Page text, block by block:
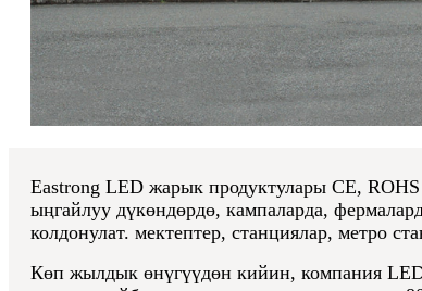
Eastrong LED жарык продуктулары CE,
ыңгайлуу дүкөндөрдө, кампаларда,
колдонулат. мектептер, станциялар, метро
Көп жылдык өнүгүүдөн кийин, компания LED